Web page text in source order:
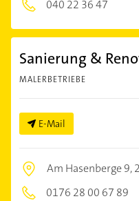
040 22 36 47
Sanierung &
MALERBETRIEBE
E-Mail
Am Hasenberge 9,
0176 28 00 67 89